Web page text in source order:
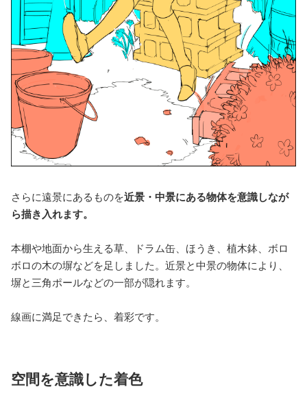
さらに遠景にあるものを近景・中景にある物体を意識しなが
ら描き入れます。
本棚や地面から生える草、ドラム缶、ほうき、植木鉢、ボロ
ボロの木の塀などを足しました。近景と中景の物体により、
塀と三角ポールなどの一部が隠れます。
線画に満足できたら、着彩です。
空間を意識した着色